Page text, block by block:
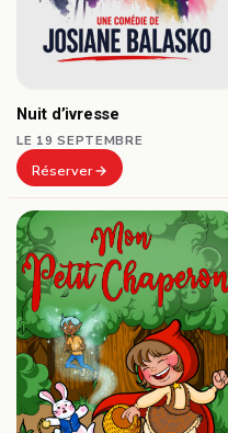
Nuit d’ivresse
LE 19 SEPTEMBRE
Réserver